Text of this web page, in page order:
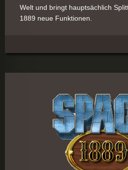
Welt und bringt hauptsächlich
1889 neue Funktionen.